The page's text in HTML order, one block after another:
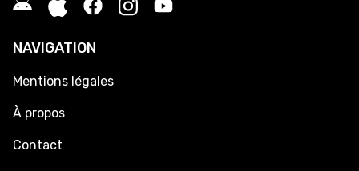
NAVIGATION
Mentions légales
À propos
Contact